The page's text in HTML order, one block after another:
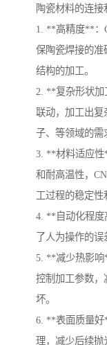
陶瓷材料的连接
1. **高精度**：
保陶瓷焊接的准
结构的加工。
2. **复杂形状加
联动，加工出复
子、等领域的需
3. **材料适应性
和耐高温性，
工过程的稳定性
4. **自动化程度
了人为操作的
5. **减少热影响
控制加工参数，
坏。
6. **表面质量好
理，减少后续抛